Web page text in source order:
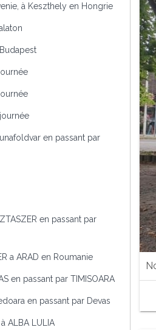
à Keszthely en Hongrie
en passant par
en passant par
a ARAD en Roumanie
en passant par TIMISOARA
en passant par Devas
ALBA LULIA